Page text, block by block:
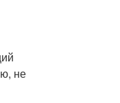
не